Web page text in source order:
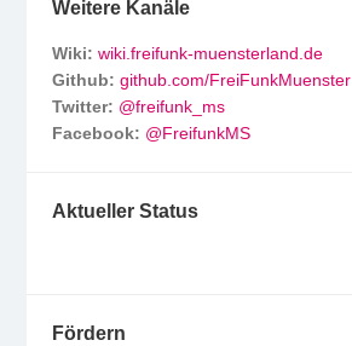
Weitere Kanäle
Wiki: wiki.freifunk-muensterland.de
Github: github.com/FreiFunkMuenster
Twitter: @freifunk_ms
Facebook: @FreifunkMS
Aktueller Status
Fördern